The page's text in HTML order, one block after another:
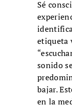
Sé
etiqueta
sonido
bajar.
en la